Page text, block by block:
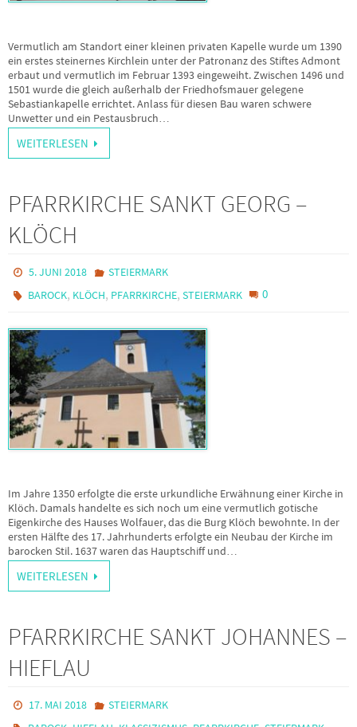
Vermutlich am Standort einer kleinen privaten Kapelle wurde um 1390
ein erstes steinernes Kirchlein unter der Patronanz des Stiftes Admont
erbaut und vermutlich im Februar 1393 eingeweiht. Zwischen 1496 und
1501 wurde die gleich außerhalb der Friedhofsmauer gelegene
Sebastiankapelle errichtet. Anlass für diesen Bau waren schwere
Unwetter und ein Pestausbruch…
WEITERLESEN
PFARRKIRCHE SANKT GEORG –
KLÖCH
5. JUNI 2018
STEIERMARK
BAROCK, KLÖCH, PFARRKIRCHE,STEIERMARK 0
Im Jahre 1350 erfolgte die erste urkundliche Erwähnung einer Kirche in
Klöch. Damals handelte es sich noch um eine vermutlich gotische
Eigenkirche des Hauses Wolfauer, das die Burg Klöch bewohnte. In der
ersten Hälfte des 17. Jahrhunderts erfolgte ein Neubau der Kirche im
barocken Stil. 1637 waren das Hauptschiff und…
WEITERLESEN
PFARRKIRCHE SANKT JOHANNES –
HIEFLAU
17. MAI 2018
STEIERMARK